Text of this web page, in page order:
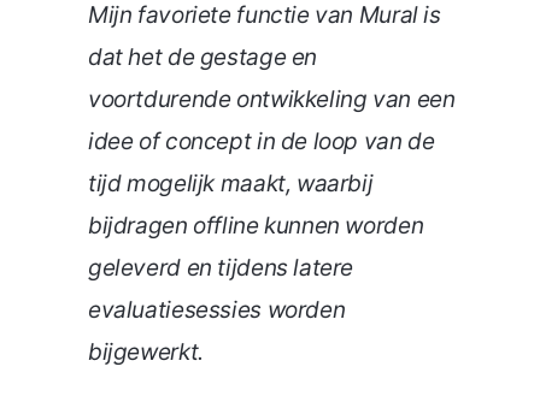
Mijn favoriete functie van Mural is
dat het de gestage en
voortdurende ontwikkeling van een
idee of concept in de loop van de
tijd mogelijk maakt, waarbij
bijdragen offline kunnen worden
geleverd en tijdens latere
evaluatiesessies worden
bijgewerkt.